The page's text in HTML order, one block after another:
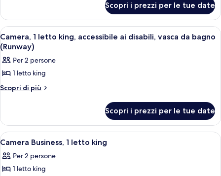
2
letti
matrimoniali
Business,
letti
matrimoniali
Scopri i prezzi per le tue date
Apri
tutte
le
foto
per
Camera,
king,
accessibile
ai
disabili,
vasca
Un terminal aeroportuale con
8
Camera, 1 letto king, accessibile ai disabili, vasca da bagno
(Runway)
Per 2 persone
1 letto king
Scopri di più
Altri
1
letto
king,
ai
disabili,
Scopri i prezzi per le tue date
Apri
tutte
le
foto
Biancheria da letto di alta qualità,
5
Camera Business, 1 letto king
Per 2 persone
1 letto king